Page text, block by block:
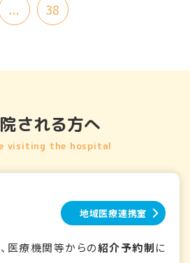
...
38
される方へ
visiting the hospital
地域医療連携室
医療機関等からの紹介予約制に